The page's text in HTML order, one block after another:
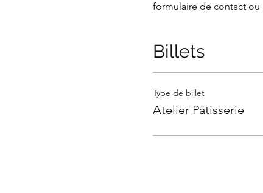
formulaire de contact ou
Billets
Type de billet
Atelier Pâtisserie